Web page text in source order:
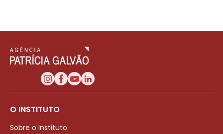
O INSTITUTO
Sobre o Instituto